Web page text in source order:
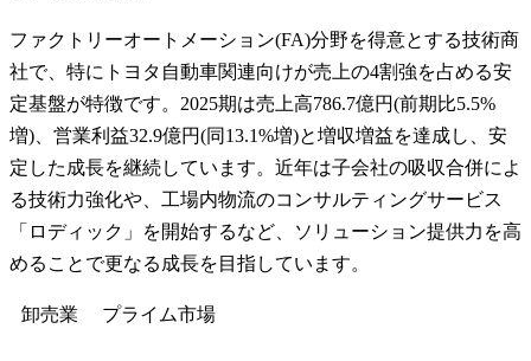
ファクトリーオートメーション(FA)分野を得意とする技術商
社で、特にトヨタ自動車関連向けが売上の4割強を占める安
定基盤が特徴です。2025期は売上高786.7億円(前期比5.5%
増)、営業利益32.9億円(同13.1%増)と増収増益を達成し、安
定した成長を継続しています。近年は子会社の吸収合併によ
る技術力強化や、工場内物流のコンサルティングサービス
「ロディック」を開始するなど、ソリューション提供力を高
めることで更なる成長を目指しています。
卸売業 プライム市場